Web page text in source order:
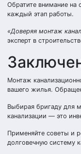
Обратите внимание на
каждый этап работы.
«Доверяя монтаж
эксперт в
Монтаж
вашего жилья.
Выбирая бригаду для
канализации — это
Применяйте советы и
долговечную систему